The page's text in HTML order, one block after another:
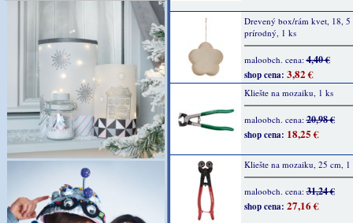
Drevený box/rám kvet, 18, 5
prírodný, 1 ks
maloobch. cena:4,40 €
shop cena: 3,82 €
Kliešte na mozaiku, 1 ks
maloobch. cena:20,98 €
shop cena: 18,25 €
Kliešte na mozaiku, 25 cm, 1
maloobch. cena:31,24 €
shop cena: 27,16 €